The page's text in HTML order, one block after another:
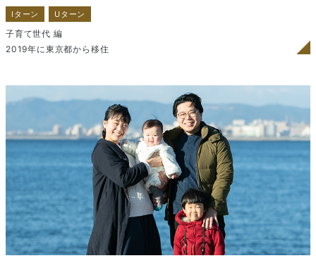
Iターン Uターン
子育て世代 編
2019年に東京都から移住